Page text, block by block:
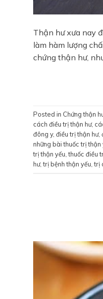
Thận hư xưa nay
làm hàm lượng
chứng thận hư,
Posted in Chứng thận
cách điều trị thận hư,
đông y, điều trị thận hư,
những bài thuốc trị thận
trị thận yếu ,thuốc điều
hư,trị bệnh thận yếu ,trị